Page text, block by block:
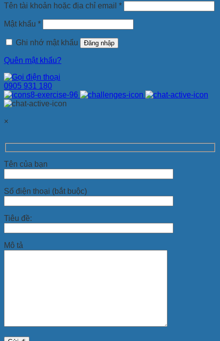
Tên tài khoản hoặc địa chỉ email *
Mật khẩu *
Ghi nhớ mật khẩu Đăng nhập
Quên mật khẩu?
0905 931 180
×
Tên của bạn
Số điện thoại (bắt buộc)
Tiêu đề:
Mô tả